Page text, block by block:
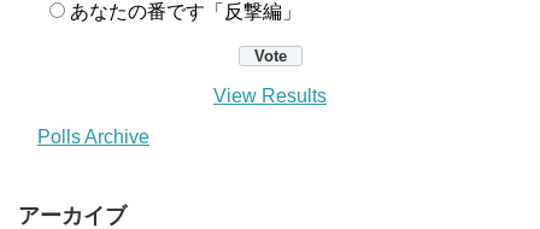
あなたの番です「反撃編」
View Results
Polls Archive
アーカイブ